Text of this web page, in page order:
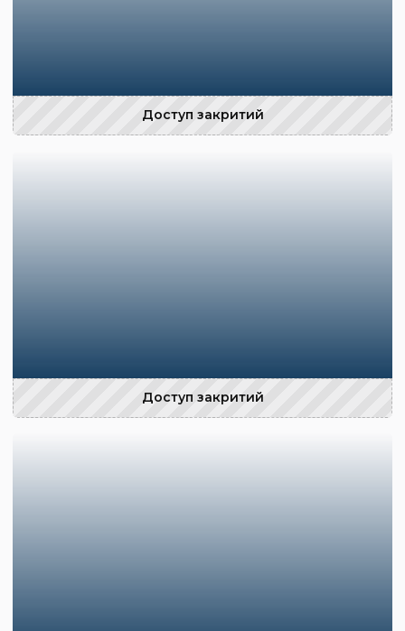
Доступ закритий
Доступ закритий